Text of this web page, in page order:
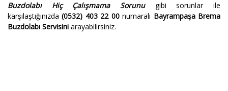
Buzdolabı Hiç Çalışmama Sorunugibi sorunlar ile
karşılaştığınızda(0532) 403 22 00numaralı Bayrampaşa Brema
Buzdolabı Servisini arayabilirsiniz.